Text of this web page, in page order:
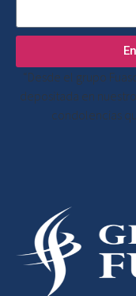
“Desde el grupo
depositada en
condolencias